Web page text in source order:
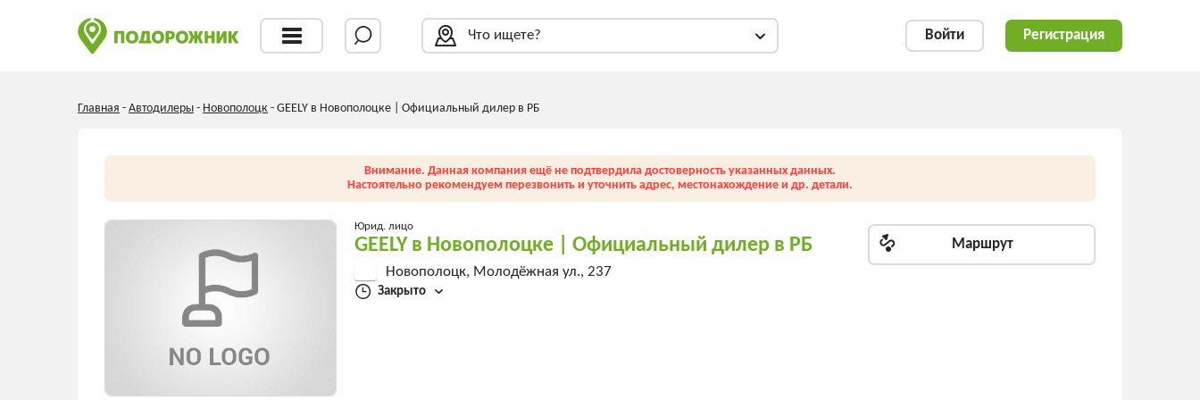
Что ищете? Войти Регистрация
Главная - Автодилеры - Новополоцк - GEELY в Новополоцке | Официальный дилер в РБ
Внимание. Данная компания ещё не подтвердила достоверность указанных данных.
Настоятельно рекомендуем перезвонить и уточнить адрес, местонахождение и др. детали.
Юрид. лицо
GEELY в Новополоцке | Официальный дилер в РБ
Новополоцк, Молодёжная ул., 237
Закрыто
Маршрут